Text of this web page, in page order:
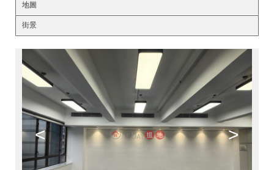
地圖
街景
< >